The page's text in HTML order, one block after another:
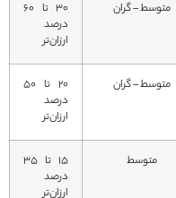
متوسط – گران
30 تا 60
درصد
ارزان‌تر
متوسط – گران
20 تا 50
درصد
ارزان‌تر
متوسط
15 تا 35
درصد
ارزان‌تر